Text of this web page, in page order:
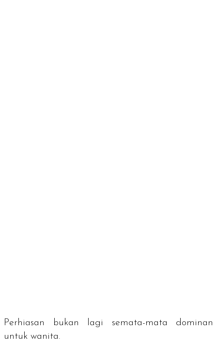
Perhiasan bukan lagi semata-mata dominan
untuk wanita.